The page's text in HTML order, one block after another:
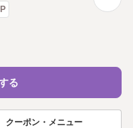
る
クーポン・メニュー